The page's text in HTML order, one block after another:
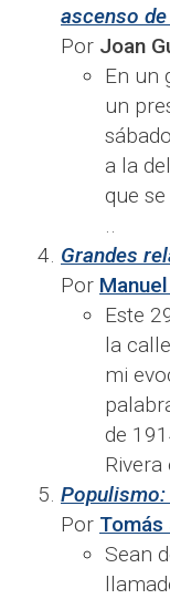
ascenso
Por Joan
En un
un
a la
que
..
Grandes
Por
Este
la
mi
de
Por Tomás
Sean